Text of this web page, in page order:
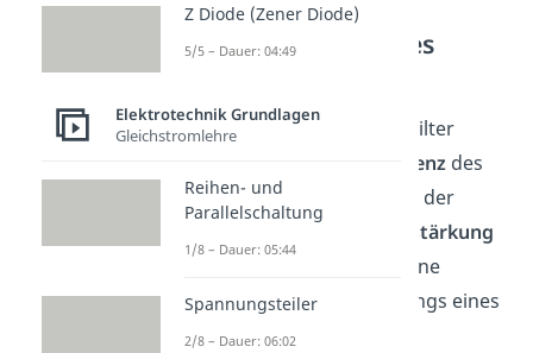
Amplitudengang des
Ähnlich wie beim Tiefpassfilter
Grenzfrequenzdes
Hochpassfilters
dem Wert der
Verstärkung
beträgt. Der allgemeine
Verlauf des Amplitudengangs eines
Hochpassfilters in genau
Z Diode (Zener Diode)
5/5 – Dauer: 04:49
Elektrotechnik Grundlagen
Gleichstromlehre
Reihen- und
Parallelschaltung
1/8 – Dauer: 05:44
Spannungsteiler
2/8 – Dauer: 06:02